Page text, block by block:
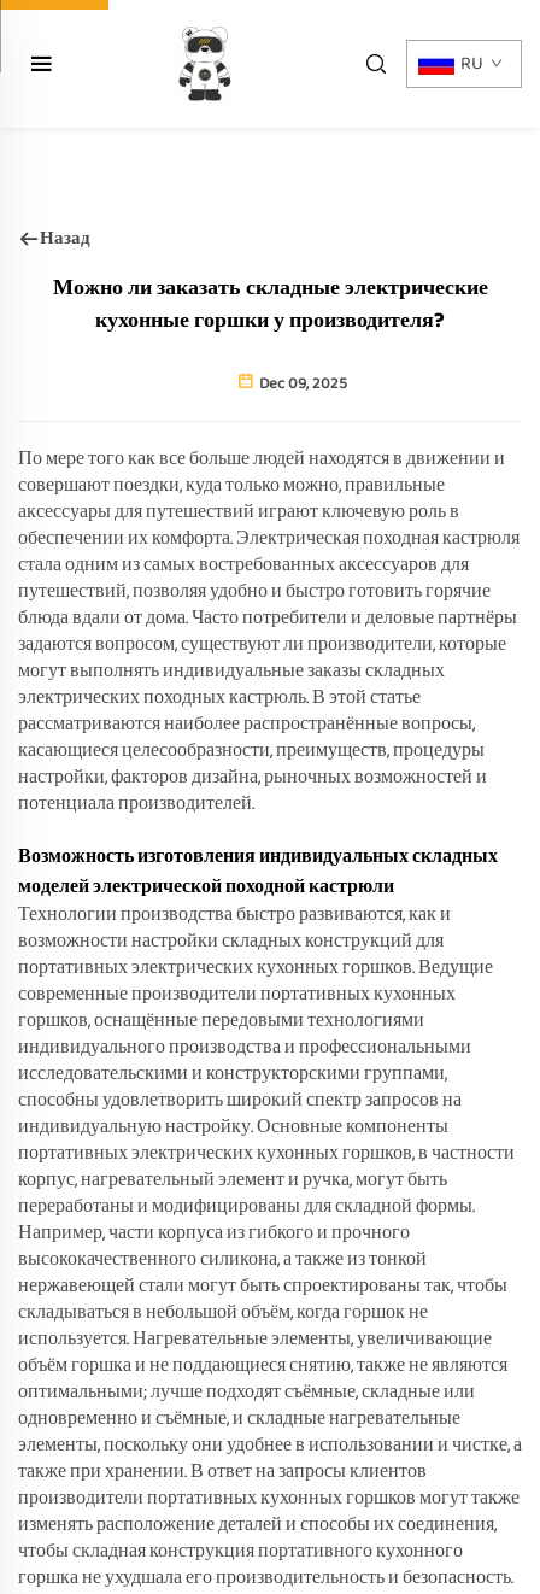
RU
Назад
Можно ли заказать складные электрические
кухонные горшки у производителя?
Dec 09, 2025
По мере того как все больше людей находятся в движении и
совершают поездки, куда только можно, правильные
аксессуары для путешествий играют ключевую роль в
обеспечении их комфорта. Электрическая походная кастрюля
стала одним из самых востребованных аксессуаров для
путешествий, позволяя удобно и быстро готовить горячие
блюда вдали от дома. Часто потребители и деловые партнёры
задаются вопросом, существуют ли производители, которые
могут выполнять индивидуальные заказы складных
электрических походных кастрюль. В этой статье
рассматриваются наиболее распространённые вопросы,
касающиеся целесообразности, преимуществ, процедуры
настройки, факторов дизайна, рыночных возможностей и
потенциала производителей.
Возможность изготовления индивидуальных складных
моделей электрической походной кастрюли
Технологии производства быстро развиваются, как и
возможности настройки складных конструкций для
портативных электрических кухонных горшков. Ведущие
современные производители портативных кухонных
горшков, оснащённые передовыми технологиями
индивидуального производства и профессиональными
исследовательскими и конструкторскими группами,
способны удовлетворить широкий спектр запросов на
индивидуальную настройку. Основные компоненты
портативных электрических кухонных горшков, в частности
корпус, нагревательный элемент и ручка, могут быть
переработаны и модифицированы для складной формы.
Например, части корпуса из гибкого и прочного
высококачественного силикона, а также из тонкой
нержавеющей стали могут быть спроектированы так, чтобы
складываться в небольшой объём, когда горшок не
используется. Нагревательные элементы, увеличивающие
объём горшка и не поддающиеся снятию, также не являются
оптимальными; лучше подходят съёмные, складные или
одновременно и съёмные, и складные нагревательные
элементы, поскольку они удобнее в использовании и чистке, а
также при хранении. В ответ на запросы клиентов
производители портативных кухонных горшков могут также
изменять расположение деталей и способы их соединения,
чтобы складная конструкция портативного кухонного
горшка не ухудшала его производительность и безопасность.